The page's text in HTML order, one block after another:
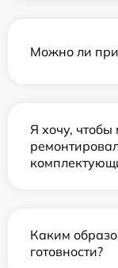
Можно ли
Я хочу, чтобы
Каким
готовности?